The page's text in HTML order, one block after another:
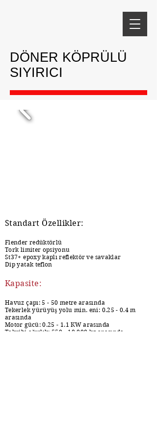
DÖNER KÖPRÜLÜ
SIYIRICI
Standart Özellikler:
Flender redüktörlü
Tork limiter opsiyonu
St37+ epoxy kaplıreflektör ve savaklar
Dip yatak teflon
Kapasite:
Havuz çapı: 5 - 50 metre arasında
Tekerlek yürüyüş yolu min. eni: 0.25 - 0.4 m
arasında
Motor gücü: 0.25 - 1.1 KW arasında
Takribi ağırlık: 550 - 10.000 kg arasında